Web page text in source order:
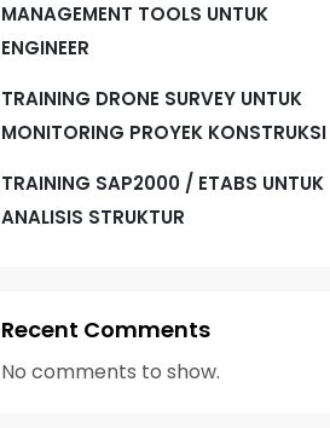
MANAGEMENT TOOLS UNTUK
ENGINEER
TRAINING DRONE SURVEY UNTUK
MONITORING PROYEK KONSTRUKSI
TRAINING SAP2000 / ETABS UNTUK
ANALISIS STRUKTUR
Recent Comments
No comments to show.